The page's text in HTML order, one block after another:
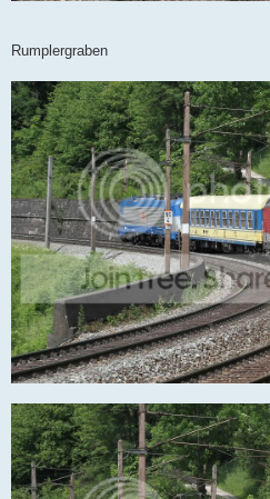
Rumplergraben